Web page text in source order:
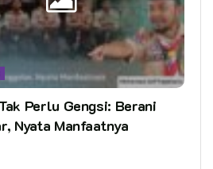
Perlu Gengsi: Berani
Nyata Manfaatnya